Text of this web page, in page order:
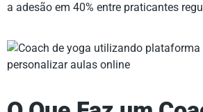
a adesão em 40% entre praticantes